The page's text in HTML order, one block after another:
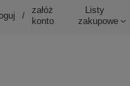
/
załóż
konto
Listy
zakupowe